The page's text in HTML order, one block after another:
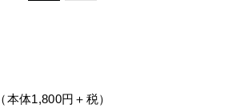
（本体1,800円＋税）